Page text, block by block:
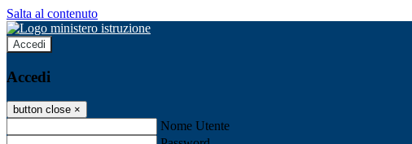
Salta al contenuto
Accedi
Accedi
button close ×
Nome Utente